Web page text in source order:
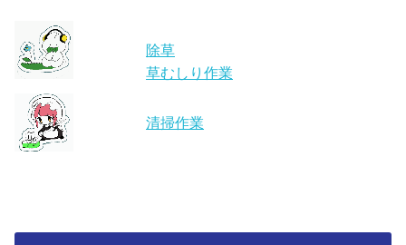
除草
草むしり作業
清掃作業